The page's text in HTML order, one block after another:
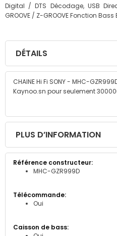
Digital / DTS Décodage, USB
GROOVE / Z-GROOVE Fonction Bass
DÉTAILS
CHAINE Hi Fi SONY - MHC-
Kaynoo.sn pour seulement
PLUS D’INFORMATION
Plus
d’information
MHC-GZR999D
Oui